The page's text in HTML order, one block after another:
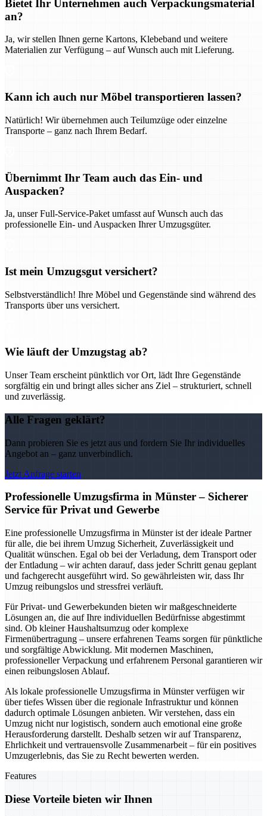
Bietet Ihr Unternehmen auch Verpackungsmaterial
an?
Ja, wir stellen Ihnen gerne Kartons, Klebeband und weitere
Materialien zur Verfügung – auf Wunsch auch mit Lieferung.
Kann ich auch nur Möbel transportieren lassen?
Natürlich! Wir übernehmen auch Teilumzüge oder einzelne
Transporte – ganz nach Ihrem Bedarf.
Übernimmt Ihr Team auch das Ein- und
Auspacken?
Ja, unser Full-Service-Paket umfasst auf Wunsch auch das
professionelle Ein- und Auspacken Ihrer Umzugsgüter.
Ist mein Umzugsgut versichert?
Selbstverständlich! Ihre Möbel und Gegenstände sind während des
Transports über uns versichert.
Wie läuft der Umzugstag ab?
Unser Team erscheint pünktlich vor Ort, lädt Ihre Gegenstände
sorgfältig ein und bringt alles sicher ans Ziel – strukturiert, schnell
und zuverlässig.
Alle Fragen geklärt?
Dann probieren Sie es jetzt aus und fordern Sie Ihr individuelles
Angebot an – ganz unverbindlich.
Jetzt Anfrage starten
Professionelle Umzugsfirma in Münster – Sicherer
Service für Privat und Gewerbe
Eine professionelle Umzugsfirma in Münster ist der ideale Partner
für alle, die bei ihrem Umzug Sicherheit, Zuverlässigkeit und
Qualität wünschen. Egal ob bei der Verladung, dem Transport oder
der Entladung – wir achten darauf, dass jeder Schritt genau geplant
und fachgerecht ausgeführt wird. So gewährleisten wir, dass Ihr
Umzug reibungslos und stressfrei verläuft.
Für Privat- und Gewerbekunden bieten wir maßgeschneiderte
Lösungen an, die auf Ihre individuellen Bedürfnisse abgestimmt
sind. Ob kleiner Haushaltsumzug oder komplexe
Firmenübertragung – unsere erfahrenen Teams sorgen für pünktliche
und sorgfältige Abwicklung. Mit modernen Maschinen,
professioneller Verpackung und erfahrenem Personal garantieren wir
einen reibungslosen Ablauf.
Als lokale professionelle Umzugsfirma in Münster verfügen wir
über tiefes Wissen über die regionale Infrastruktur und können
dadurch optimale Lösungen anbieten. Wir verstehen, dass ein
Umzug nicht nur logistisch, sondern auch emotional eine große
Herausforderung darstellt. Deshalb setzen wir auf Transparenz,
Ehrlichkeit und vertrauensvolle Zusammenarbeit – für ein positives
Umzugerlebnis, das Sie zu Recht bewerten werden.
Features
Diese Vorteile bieten wir Ihnen